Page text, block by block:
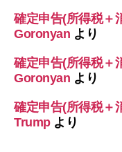
確定申告(所得税＋
Goronyan より
確定申告(所得税＋
Goronyan より
確定申告(所得税＋
Trumpより